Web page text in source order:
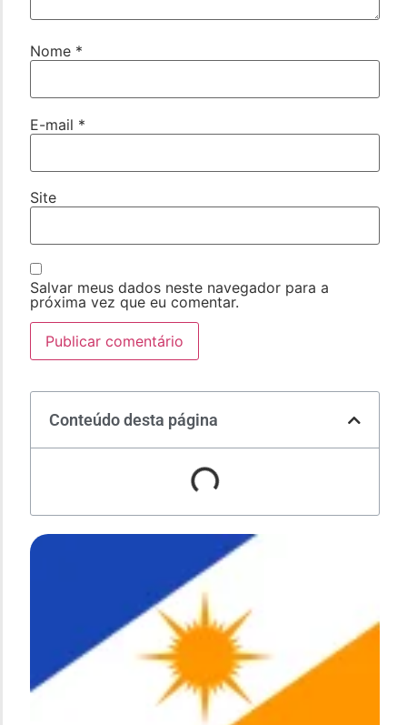
Nome *
E-mail *
Site
Salvar meus dados neste navegador para a
próxima vez que eu comentar.
Conteúdo desta página